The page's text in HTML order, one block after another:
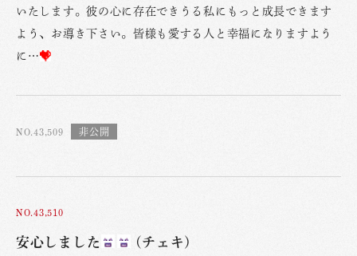
いたします。彼の心に存在できうる私にもっと成長できます
よう、お導き下さい。皆様も愛する人と幸福になりますよう
に…
NO.43,509
NO.43,510
安心しました (チェキ)